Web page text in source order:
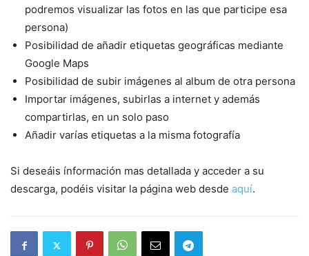
podremos visualizar las fotos en las que participe esa
persona)
Posibilidad de añadir etiquetas geográficas mediante
Google Maps
Posibilidad de subir imágenes al album de otra persona
Importar imágenes, subirlas a internet y además
compartirlas, en un solo paso
Añadir varías etiquetas a la misma fotografía
Si deseáis ínformación mas detallada y acceder a su
descarga, podéis visitar la página web desde aquí.